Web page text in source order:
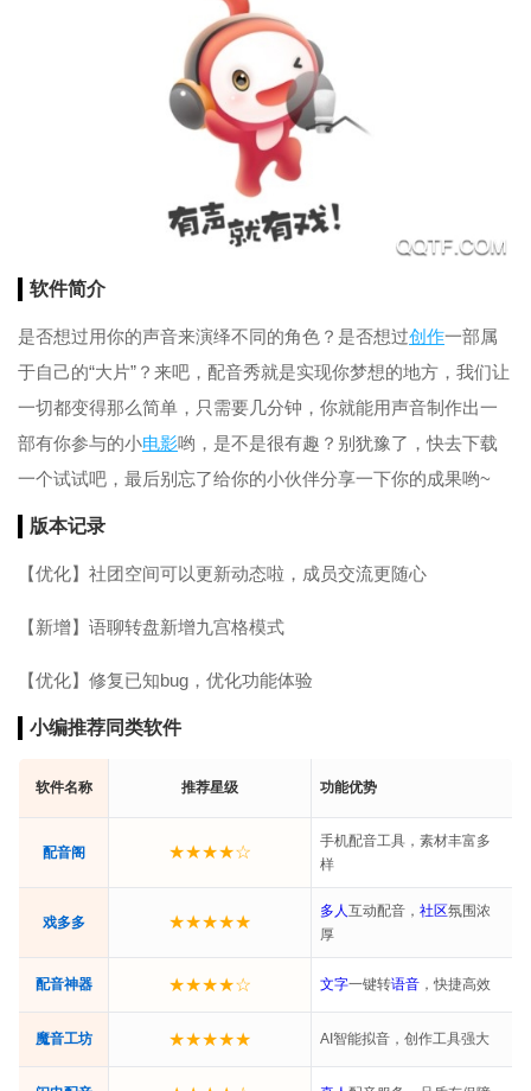
软件简介
是否想过用你的声音来演绎不同的角色？是否想过创作一部属
于自己的“大片”？来吧，配音秀就是实现你梦想的地方，我们让
一切都变得那么简单，只需要几分钟，你就能用声音制作出一
部有你参与的小电影哟，是不是很有趣？别犹豫了，快去下载
一个试试吧，最后别忘了给你的小伙伴分享一下你的成果哟~
版本记录
【优化】社团空间可以更新动态啦，成员交流更随心
【新增】语聊转盘新增九宫格模式
【优化】修复已知bug，优化功能体验
小编推荐同类软件
软件名称 推荐星级 功能优势
配音阁 ★★★★☆
手机配音工具，素材丰富多
样
戏多多 ★★★★★
多人互动配音， 社区氛围浓
厚
配音神器 ★★★★☆ 文字一键转语音 ，快捷高效
魔音工坊 ★★★★★ AI智能拟音，创作工具强大